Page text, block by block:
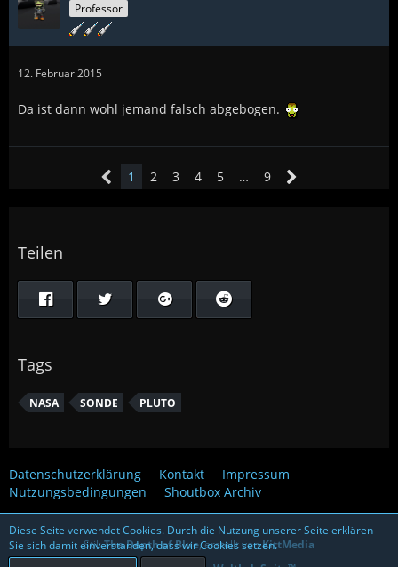
Professor
12. Februar 2015
Da ist dann wohl jemand falsch abgebogen.
1 2 3 4 5 … 9
Teilen
Tags
NASA SONDE PLUTO
Datenschutzerklärung Kontakt
Impressum
Nutzungsbedingungen
Shoutbox Archiv
Stil:The Depth of Blue, erstellt vonKittMedia
Diese Seite verwendet Cookies. Durch die Nutzung unserer Seite erklären
Sie sich damit einverstanden, dass wir Cookies setzen.